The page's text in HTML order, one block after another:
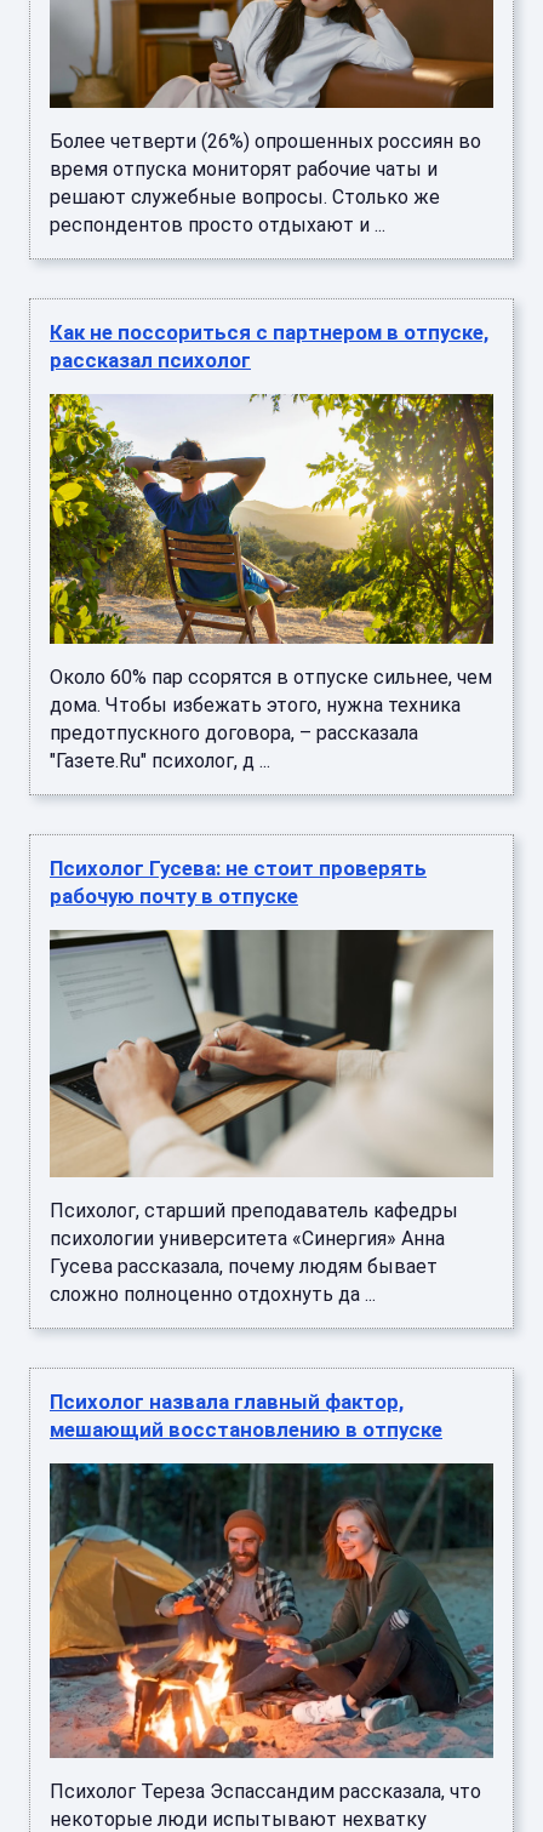
Более четверти (26%) опрошенных россиян во
время отпуска мониторят рабочие чаты и
решают служебные вопросы. Столько же
респондентов просто отдыхают и ...
Как не поссориться с партнером в отпуске,
рассказал психолог
Около 60% пар ссорятся в отпуске сильнее, чем
дома. Чтобы избежать этого, нужна техника
предотпускного договора, – рассказала
"Газете.Ru" психолог, д ...
Психолог Гусева: не стоит проверять
рабочую почту в отпуске
Психолог, старший преподаватель кафедры
психологии университета «Синергия» Анна
Гусева рассказала, почему людям бывает
сложно полноценно отдохнуть да ...
Психолог назвала главный фактор,
мешающий восстановлению в отпуске
Психолог Тереза Эспассандим рассказала, что
некоторые люди испытывают нехватку